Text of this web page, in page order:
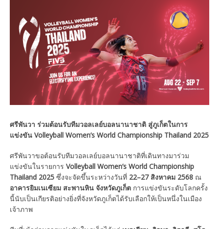
ศรีพันวา ร่วมต้อนรับทีมวอลเลย์บอลนานาชาติ สู่ภูเก็ตในการ
แข่งขัน Volleyball Women’s World Championship Thailand 2025
ศรีพันวาขอต้อนรับทีมวอลเลย์บอลนานาชาติที่เดินทางมาร่วม
แข่งขันในรายการ Volleyball Women’s World Championship
Thailand 2025 ซึ่งจะจัดขึ้นระหว่างวันที่ 22–27 สิงหาคม 2568 ณ
อาคารยิมเนเซียม สะพานหิน จังหวัดภูเก็ต การแข่งขันระดับโลกครั้ง
นี้นับเป็นเกียรติอย่างยิ่งที่จังหวัดภูเก็ตได้รับเลือกให้เป็นหนึ่งในเมือง
เจ้าภาพ